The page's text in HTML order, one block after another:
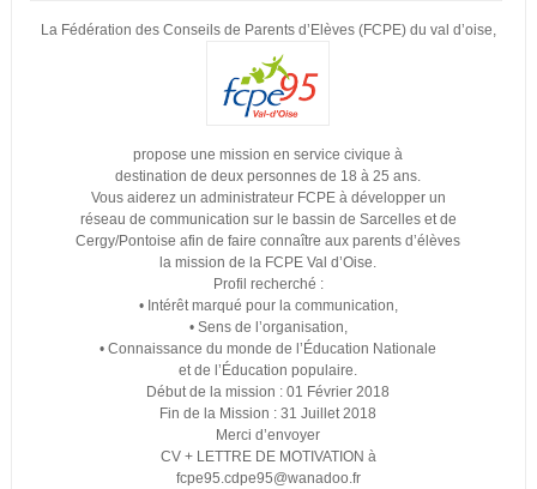
La Fédération des Conseils de Parents d’Elèves (FCPE) du val d’oise,
propose une mission en service civique à
destination de deux personnes de 18 à 25 ans.
Vous aiderez un administrateur FCPE à développer un
réseau de communication sur le bassin de Sarcelles et de
Cergy/Pontoise afin de faire connaître aux parents d’élèves
la mission de la FCPE Val d’Oise.
Profil recherché :
• Intérêt marqué pour la communication,
• Sens de l’organisation,
• Connaissance du monde de l’Éducation Nationale
et de l’Éducation populaire.
Début de la mission : 01 Février 2018
Fin de la Mission : 31 Juillet 2018
Merci d’envoyer
CV + LETTRE DE MOTIVATION à
fcpe95.cdpe95@wanadoo.fr